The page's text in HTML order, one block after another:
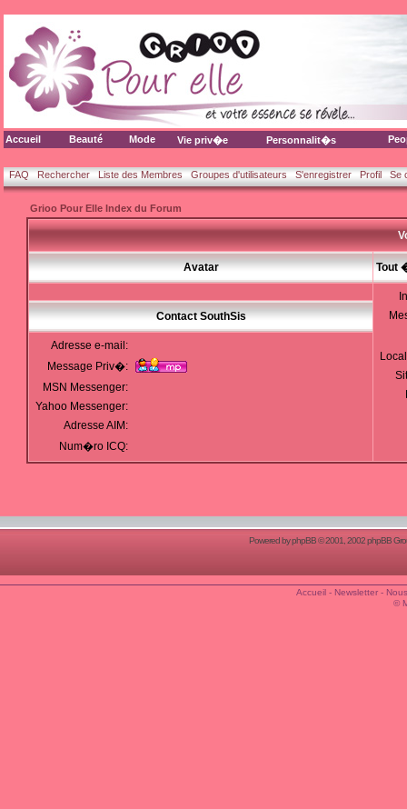
Accueil Beauté Mode Vie priv�e Personnalit�s
FAQ Rechercher Liste des Membres Groupes d'utilisateurs S'enregistrer Profil Se
Grioo Pour Elle Index du Forum
Avatar Tout
Contact SouthSis
Adresse e-mail:
Message Priv�:
MSN Messenger:
Yahoo Messenger:
Adresse AIM:
Num�ro ICQ:
Powered byphpBB© 2001, 2002 phpBB
Accueil- Newsletter-
©